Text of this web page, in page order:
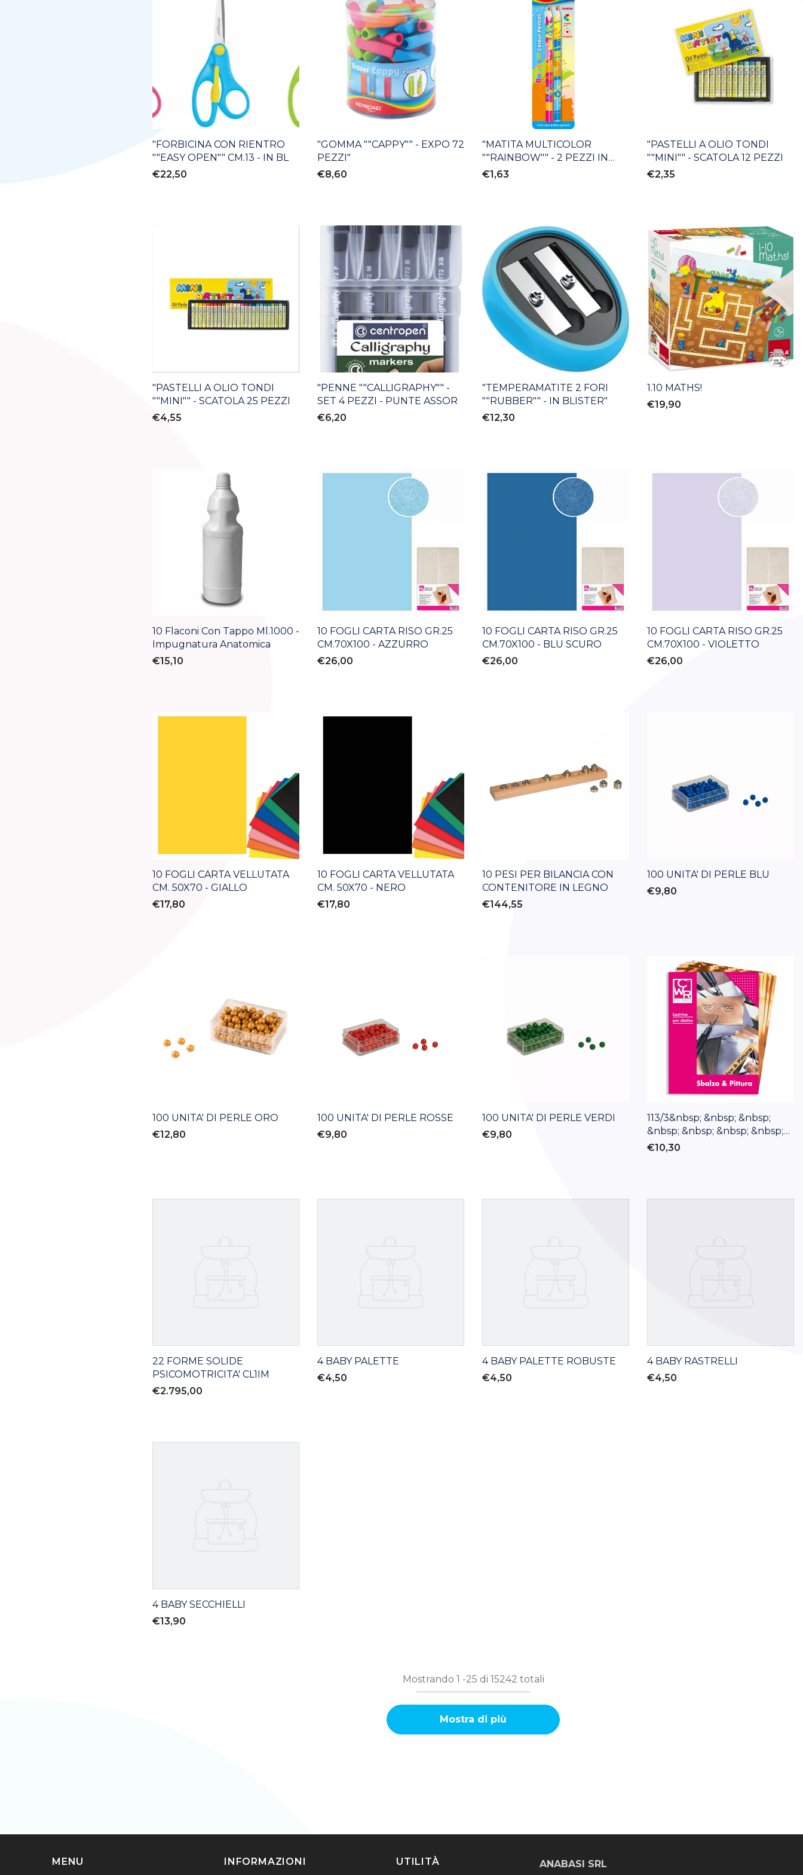
"FORBICINA CON RIENTRO
""EASY OPEN"" CM.13 - IN BL
€22,50
"GOMMA ""CAPPY"" - EXPO 72
PEZZI"
€8,60
"MATITA MULTICOLOR
""RAINBOW"" - 2 PEZZI IN
BLISTER
€1,63
"PASTELLI A OLIO TONDI
""MINI"" - SCATOLA 12 PEZZI
€2,35
"PASTELLI A OLIO TONDI
""MINI"" - SCATOLA 25 PEZZI
€4,55
"PENNE ""CALLIGRAPHY"" -
SET 4 PEZZI - PUNTE ASSOR
€6,20
"TEMPERAMATITE 2 FORI
""RUBBER"" - IN BLISTER"
€12,30
1.10 MATHS!
€19,90
10 Flaconi Con Tappo Ml.1000 -
Impugnatura Anatomica
€15,10
10 FOGLI CARTA RISO GR.25
CM.70X100 - AZZURRO
€26,00
10 FOGLI CARTA RISO GR.25
CM.70X100 - BLU SCURO
€26,00
10 FOGLI CARTA RISO GR.25
CM.70X100 - VIOLETTO
€26,00
10 FOGLI CARTA VELLUTATA
CM. 50X70 - GIALLO
€17,80
10 FOGLI CARTA VELLUTATA
CM. 50X70 - NERO
€17,80
10 PESI PER BILANCIA CON
CONTENITORE IN LEGNO
€144,55
100 UNITA' DI PERLE BLU
€9,80
100 UNITA' DI PERLE ORO
€12,80
100 UNITA' DI PERLE ROSSE
€9,80
100 UNITA' DI PERLE VERDI
€9,80
113/3&nbsp; &nbsp; &nbsp;
&nbsp; &nbsp; &nbsp; &nbsp;
&nbsp;LASTRINE
€10,30
22 FORME SOLIDE
PSICOMOTRICITA' CL1IM
€2.795,00
4 BABY PALETTE
€4,50
4 BABY PALETTE ROBUSTE
€4,50
4 BABY RASTRELLI
€4,50
4 BABY SECCHIELLI
€13,90
Mostrando 1 -25 di 15242 totali
Mostra di più
MENU INFORMAZIONI UTILITÀ ANABASI SRL